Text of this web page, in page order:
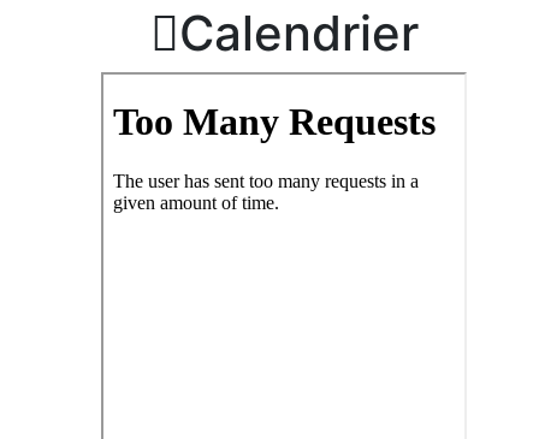
Calendrier